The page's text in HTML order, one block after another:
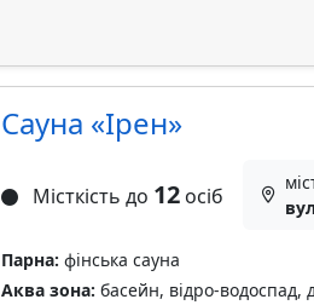
Сауна «Ірен»
Місткість до 12осіб
Парна: фінська сауна
Аква зона: басейн, відро-водоспад,